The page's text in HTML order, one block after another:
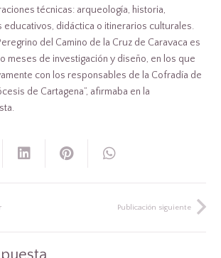
técnicas: arqueología, historia,
educativos, didáctica o itinerarios culturales.
del Camino de la Cruz de Caravaca es
meses de investigación y diseño, en los que
con los responsables de la Cofradía de
de Cartagena”, afirmaba en la
Publicación siguiente